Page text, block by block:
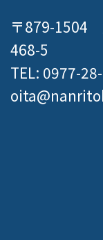
〒879-1504
468-5
TEL: 0977-